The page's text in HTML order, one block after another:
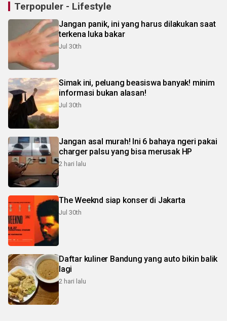
Terpopuler - Lifestyle
Jangan panik, ini yang harus dilakukan saat
terkena luka bakar
Jul 30th
Simak ini, peluang beasiswa banyak! minim
informasi bukan alasan!
Jul 30th
Jangan asal murah! Ini 6 bahaya ngeri pakai
charger palsu yang bisa merusak HP
2 hari lalu
The Weeknd siap konser di Jakarta
Jul 30th
Daftar kuliner Bandung yang auto bikin balik
lagi
2 hari lalu